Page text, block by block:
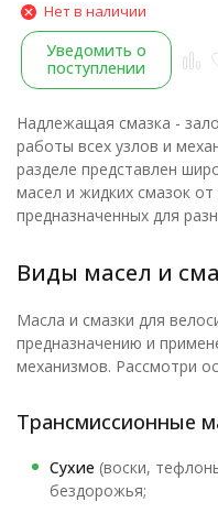
Нет в наличии
Уведомить о
поступлении
Надлежащая смазка -
работы всех узлов и
разделе представлен
масел и жидких смазок
предназначенных для
Виды масел и
Масла и смазки для
предназначению и
механизмов. Рассмотри
Трансмиссионные
Сухие (воски,
бездорожья;